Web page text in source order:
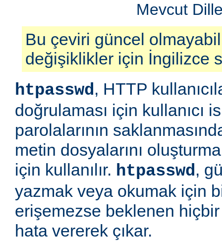
Mevcut
Bu çeviri güncel
değişiklikler için İngilizce
htpasswd, HTTP
doğrulaması için kullanıcı
parolalarının
metin dosyalarını
için kullanılır. htpasswd,
yazmak veya okumak için
erişemezse beklenen
hata vererek çıkar.